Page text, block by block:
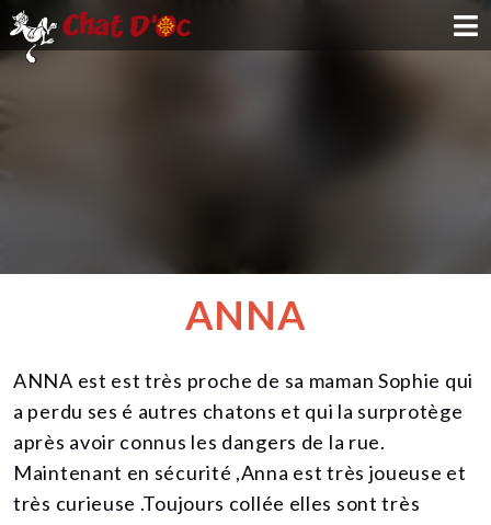
NOUS SOUTENIR
CONTACT
ANNA
ANNA est est très proche de sa maman Sophie qui
a perdu ses é autres chatons et qui la surprotège
après avoir connus les dangers de la rue.
Maintenant en sécurité ,Anna est très joueuse et
très curieuse .Toujours collée elles sont très